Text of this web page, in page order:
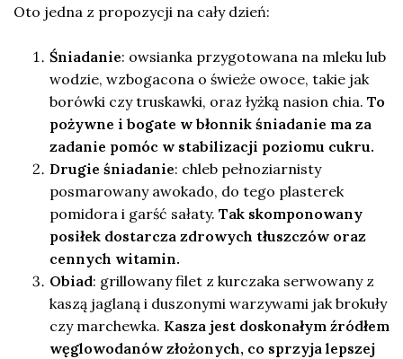
Oto jedna z propozycji na cały dzień:
Śniadanie: owsianka przygotowana na mleku lub
wodzie, wzbogacona o świeże owoce, takie jak
borówki czy truskawki, oraz łyżką nasion chia. To
pożywne i bogate w błonnik śniadanie ma za
zadanie pomóc w stabilizacji poziomu cukru.
Drugie śniadanie: chleb pełnoziarnisty
posmarowany awokado, do tego plasterek
pomidora i garść sałaty. Tak skomponowany
posiłek dostarcza zdrowych tłuszczów oraz
cennych witamin.
Obiad: grillowany filet z kurczaka serwowany z
kaszą jaglaną i duszonymi warzywami jak brokuły
czy marchewka. Kasza jest doskonałym źródłem
węglowodanów złożonych, co sprzyja lepszej